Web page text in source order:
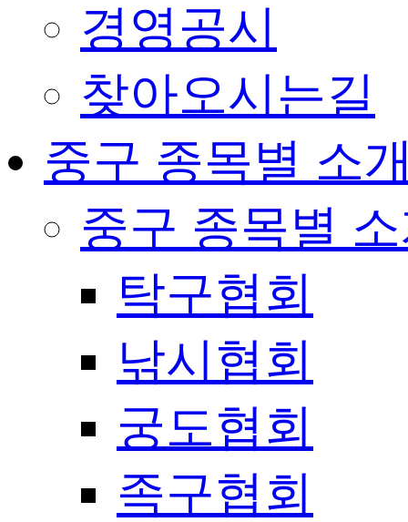
경영공시
찾아오시는길
중구 종목별 소
중구 종목별
탁구협회
낚시협회
궁도협회
족구협회